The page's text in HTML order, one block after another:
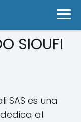
SIOUFI
SAS es una
al